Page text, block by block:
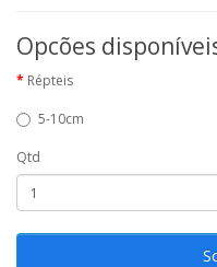
Opcões
Répteis
5-10cm
Qtd